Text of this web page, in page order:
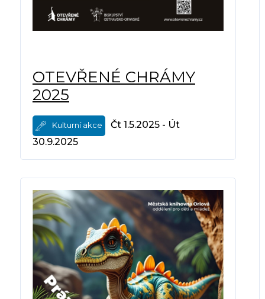
OTEVŘENÉ CHRÁMY
2025
Kulturní akce
Čt 1.5.2025 - Út
30.9.2025